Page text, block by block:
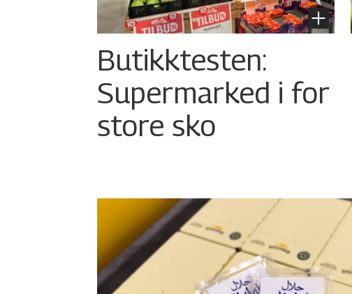
Butikktesten:
Supermarked i for
store sko